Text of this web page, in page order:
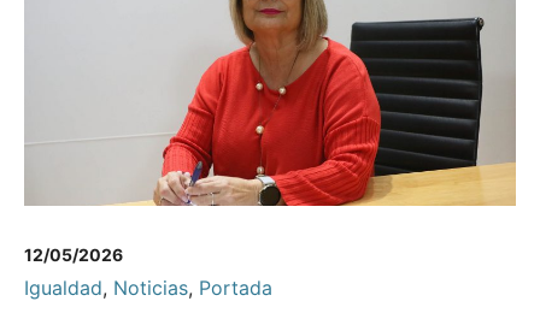
12/05/2026
Igualdad, Noticias, Portada